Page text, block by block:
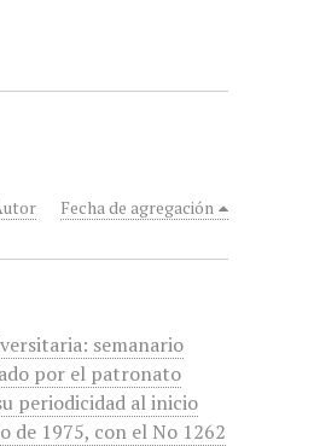
Fecha de agregación
semanario
por el patronato
periodicidad al inicio
de 1975, con el No 1262